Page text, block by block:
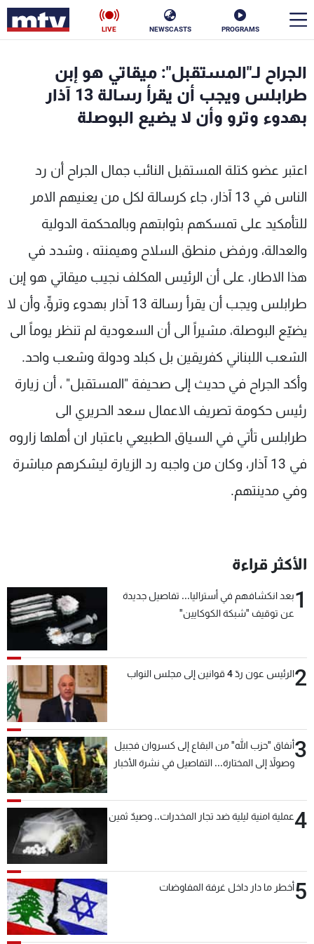
PROGRAMS
NEWSCASTS
LIVE
الجراح لـ"المستقبل": ميقاتي هو إبن
طرابلس ويجب أن يقرأ رسالة 13 آذار
بهدوء وترو وأن لا يضيع البوصلة
اعتبر عضو كتلة المستقبل النائب جمال الجراح أن رد
الناس في 13 آذار، جاء كرسالة لكل من يعنيهم الامر
للتأمكيد على تمسكهم بثوابتهم وبالمحكمة الدولية
والعدالة، ورفض منطق السلاح وهيمنته ، وشدد في
هذا الاطار، على أن الرئيس المكلف نجيب ميقاتي هو إبن
طرابلس ويجب أن يقرأ رسالة 13 آذار بهدوء وتروٍّ، وأن لا
يضيّع البوصلة، مشيراً الى أن السعودية لم تنظر يوماً الى
الشعب اللبناني كفريقين بل كبلد ودولة وشعب واحد.
وأكد الجراح في حديث إلى صحيفة "المستقبل" ، أن زيارة
رئيس حكومة تصريف الاعمال سعد الحريري الى
طرابلس تأتي في السياق الطبيعي باعتبار ان أهلها زاروه
في 13 آذار، وكان من واجبه رد الزيارة ليشكرهم مباشرة
وفي مدينتهم.
الأكثر قراءة
1بعد انكشافهم في أستراليا... تفاصيل جديدة
عن توقيف "شبكة الكوكايين"
2الرئيس عون ردّ 4 قوانين إلى مجلس النواب
3أنفاق "حزب الله" من البقاع إلى كسروان فجبيل
وصولاً إلى المختارة... التفاصيل في نشرة الأخبار
4عملية امنية ليلية ضد تجار المخدرات.. وصيدٌ ثمين
5أخطر ما دار داخل غرفة المفاوضات
الأخبار
سياسة ناس
فن
منوعات رياضة
كأس العالم
جدول البرامج
شاهد البرامج
الترددات
عن MTV
الإنـتـاج
وظائف
تواصل معنا
سياسة الخصوصية